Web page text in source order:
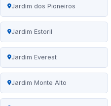
Jardim dos Pioneiros
Jardim Estoril
Jardim Everest
Jardim Monte Alto